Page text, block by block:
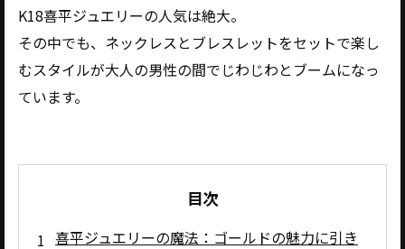
K18喜平ジュエリーの人気は絶大。
その中でも、ネックレスとブレスレットをセットで楽し
むスタイルが大人の男性の間でじわじわとブームになっ
ています。
目次
喜平ジュエリーの魔法：ゴールドの魅力に引き